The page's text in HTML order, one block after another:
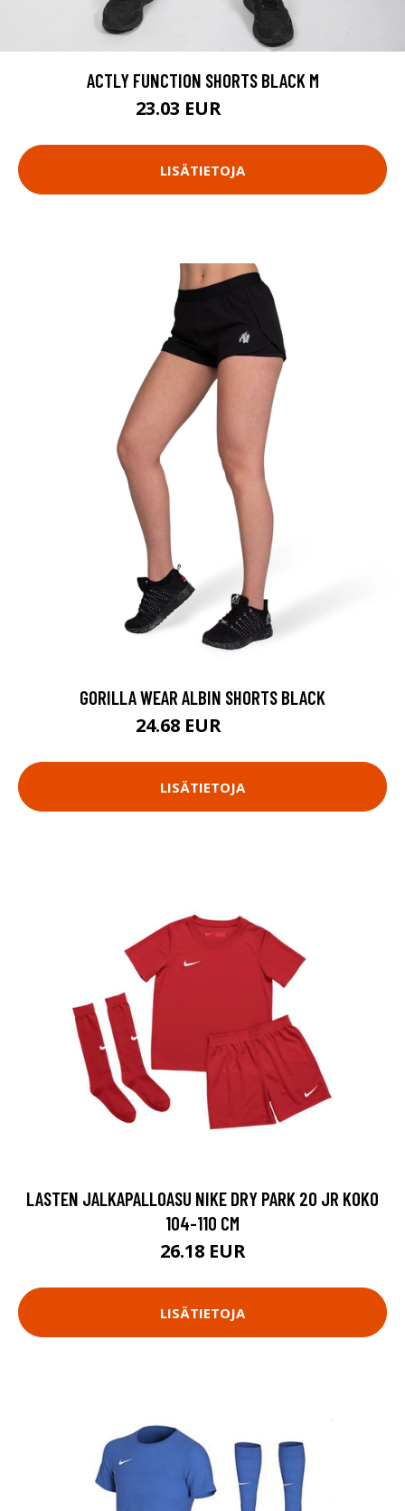
ACTLY FUNCTION SHORTS BLACK M
23.03 EUR
LISÄTIETOJA
GORILLA WEAR ALBIN SHORTS BLACK
24.68 EUR
LISÄTIETOJA
LASTEN JALKAPALLOASU NIKE DRY PARK 20 JR KOKO
104-110 CM
26.18 EUR
LISÄTIETOJA